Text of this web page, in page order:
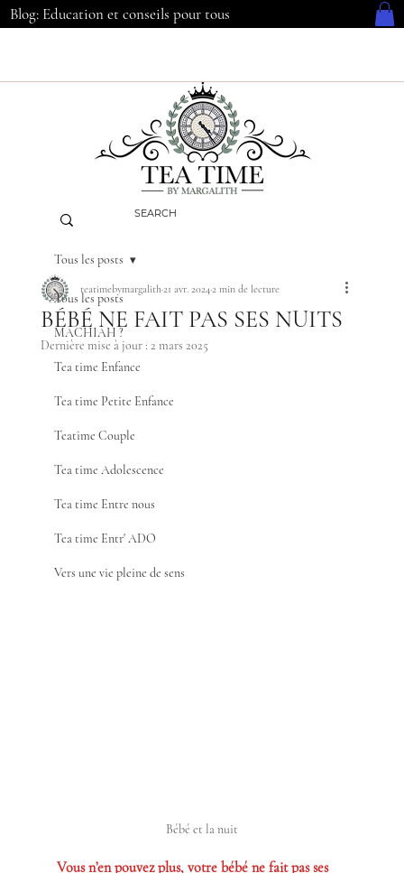
Blog: Education et conseils pour tous
Tous les posts
MACHIAH ?
Tea time Enfance
Tea time Petite Enfance
Teatime Couple
Tea time Adolescence
Tea time Entre nous
Tea time Entr' ADO
Vers une vie pleine de sens
Tous les posts
BÉBÉ NE FAIT PAS SES NUITS
teatimebymargalith21 avr. 20242 min de lecture
Dernière mise à jour : 2 mars 2025
Bébé et la nuit
Vous n’en pouvez plus, votre bébé ne fait pas ses